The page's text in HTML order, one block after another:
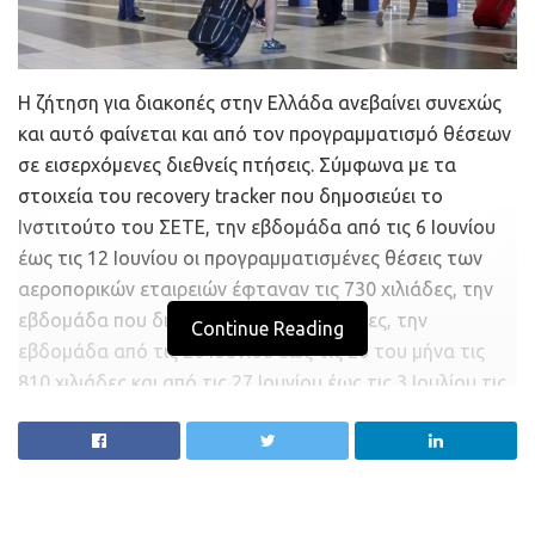
Σαγκάη (Κίνα)
Ταϊπέι (Ταϊβάν – Κίνα)
Χονγκ Κονγκ (Κίνα)
Σιγκαπούρη (Σιγκαπούρη)
Μονακό (Μονακό)
Ζυρίχη (Ελβετία)
Τόκιο (Ιαπωνία)
Σίδνεϊ (Αυστραλία)
Νέα Υόρκη (ΗΠΑ)
Η ζήτηση για διακοπές στην Ελλάδα ανεβαίνει συνεχώς
και αυτό φαίνεται και από τον προγραμματισμό θέσεων
σε εισερχόμενες διεθνείς πτήσεις. Σύμφωνα με τα
στοιχεία του recovery tracker που δημοσιεύει το
Ινστιτούτο του ΣΕΤΕ, την εβδομάδα από τις 6 Ιουνίου
έως τις 12 Ιουνίου οι προγραμματισμένες θέσεις των
αεροπορικών εταιρειών έφταναν τις 730 χιλιάδες, την
εβδομάδα που διανύουμε τις 776 χιλιάδες, την
εβδομάδα από τις 20 Ιουνίου έως τις 26 του μήνα τις
810 χιλιάδες και από τις 27 Ιουνίου έως τις 3 Ιουλίου τις
Στις πρώτες θέσεις της ζήτησης βρίσκεται το Ηνωμένο
Continue Reading